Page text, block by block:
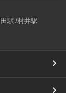
駅 村井駅